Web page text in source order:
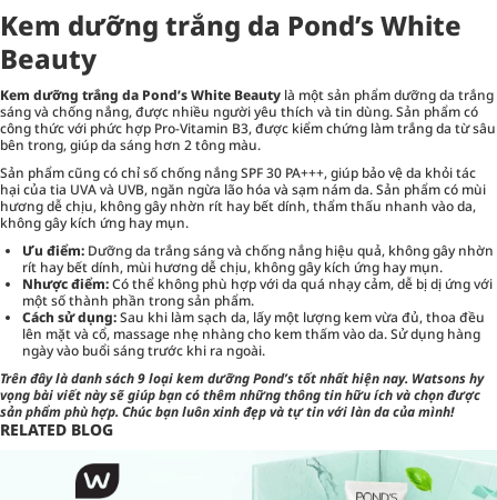
Kem dưỡng trắng da Pond’s White
Beauty
Kem dưỡng trắng da Pond’s White Beauty là một sản phẩm dưỡng da trắng
sáng và chống nắng, được nhiều người yêu thích và tin dùng. Sản phẩm có
công thức với phức hợp Pro-Vitamin B3, được kiểm chứng làm trắng da từ sâu
bên trong, giúp da sáng hơn 2 tông màu.
Sản phẩm cũng có chỉ số chống nắng SPF 30 PA+++, giúp bảo vệ da khỏi tác
hại của tia UVA và UVB, ngăn ngừa lão hóa và sạm nám da. Sản phẩm có mùi
hương dễ chịu, không gây nhờn rít hay bết dính, thẩm thấu nhanh vào da,
không gây kích ứng hay mụn.
Ưu điểm: Dưỡng da trắng sáng và chống nắng hiệu quả, không gây nhờn
rít hay bết dính, mùi hương dễ chịu, không gây kích ứng hay mụn.
Nhược điểm:Có thể không phù hợp với da quá nhạy cảm, dễ bị dị ứng với
một số thành phần trong sản phẩm.
Cách sử dụng:Sau khi làm sạch da, lấy một lượng kem vừa đủ, thoa đều
lên mặt và cổ, massage nhẹ nhàng cho kem thấm vào da. Sử dụng hàng
ngày vào buổi sáng trước khi ra ngoài.
Trên đây là danh sách 9 loại kem dưỡng Pond’s tốt nhất hiện nay. Watsonshy
vọng bài viết này sẽ giúp bạn có thêm những thông tin hữu ích và chọn được
sản phẩm phù hợp. Chúc bạn luôn xinh đẹp và tự tin với làn da của mình!
RELATED BLOG